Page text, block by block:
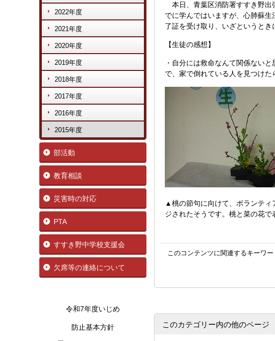
2022年度
2021年度
2020年度
2019年度
2018年度
2017年度
2016年度
2015年度
部活動
教育相談
災害時の対応
PTA
すすき野中学校支援会
欠席等の連絡について
令和7年度いじめ
防止基本方針
本日、青葉区消防署すすき野出
でに学んではいますが、心肺蘇
了証を受け取り、いざというとき
【生徒の感想】
・自分には救命なんて関係ない
で、家で倒れている人を見つけた
▲桃の節句に向けて、ボランティ
ジされたそうです。桃と菜の花で
このコンテンツに関連するキーワー
このカテゴリー内の他のページ